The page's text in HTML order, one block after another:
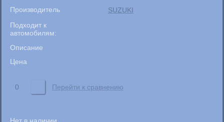
Производитель
SUZUKI
Подходит к
автомобилям:
Описание
Цена
0 Перейти к сравнению